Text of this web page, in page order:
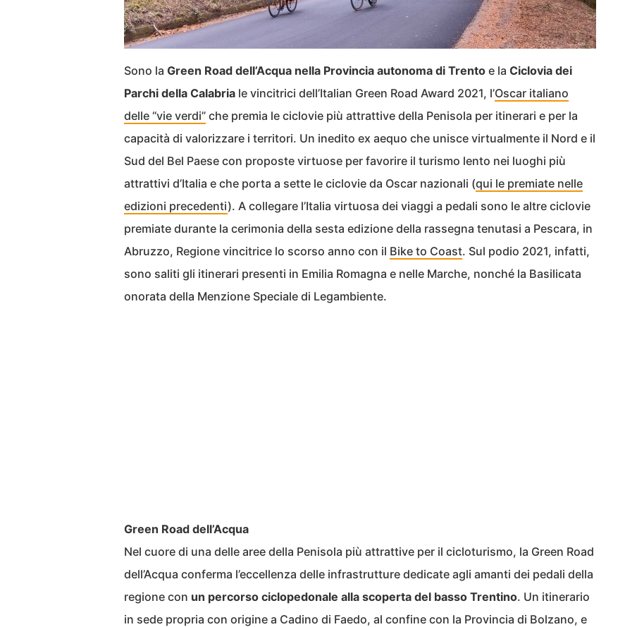
Sono la Green Road dell’Acqua nella Provincia autonoma di Trento e la Ciclovia dei
Parchi della Calabria le vincitrici dell’Italian Green Road Award 2021, l’Oscar italiano
delle “vie verdi” che premia le ciclovie più attrattive della Penisola per itinerari e per la
capacità di valorizzare i territori. Un inedito ex aequo che unisce virtualmente il Nord e il
Sud del Bel Paese con proposte virtuose per favorire il turismo lento nei luoghi più
attrattivi d’Italia e che porta a sette le ciclovie da Oscar nazionali (qui le premiate nelle
edizioni precedenti). A collegare l’Italia virtuosa dei viaggi a pedali sono le altre ciclovie
premiate durante la cerimonia della sesta edizione della rassegna tenutasi a Pescara, in
Abruzzo, Regione vincitrice lo scorso anno con il Bike to Coast. Sul podio 2021, infatti,
sono saliti gli itinerari presenti in Emilia Romagna e nelle Marche, nonché la Basilicata
onorata della Menzione Speciale di Legambiente.
Green Road dell’Acqua
Nel cuore di una delle aree della Penisola più attrattive per il cicloturismo, la Green Road
dell’Acqua conferma l’eccellenza delle infrastrutture dedicate agli amanti dei pedali della
regione con un percorso ciclopedonale alla scoperta del basso Trentino. Un itinerario
in sede propria con origine a Cadino di Faedo, al confine con la Provincia di Bolzano, e